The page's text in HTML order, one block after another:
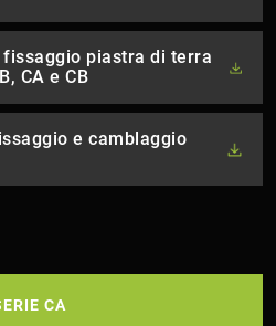
piastra di terra
CA e CB
e camblaggio
CA